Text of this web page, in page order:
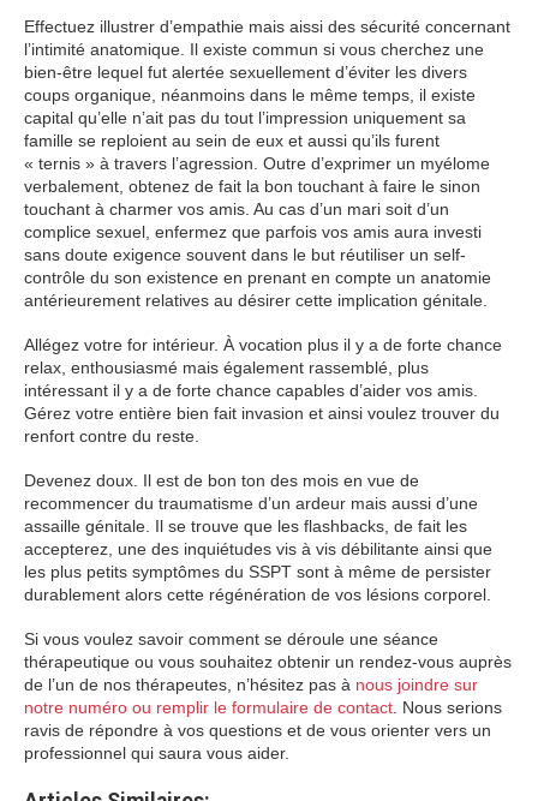
Effectuez illustrer d’empathie mais aissi des sécurité concernant
l’intimité anatomique. Il existe commun si vous cherchez une
bien-être lequel fut alertée sexuellement d’éviter les divers
coups organique, néanmoins dans le même temps, il existe
capital qu’elle n’ait pas du tout l’impression uniquement sa
famille se reploient au sein de eux et aussi qu’ils furent
« ternis » à travers l’agression. Outre d’exprimer un myélome
verbalement, obtenez de fait la bon touchant à faire le sinon
touchant à charmer vos amis. Au cas d’un mari soit d’un
complice sexuel, enfermez que parfois vos amis aura investi
sans doute exigence souvent dans le but réutiliser un self-
contrôle du son existence en prenant en compte un anatomie
antérieurement relatives au désirer cette implication génitale.
Allégez votre for intérieur. À vocation plus il y a de forte chance
relax, enthousiasmé mais également rassemblé, plus
intéressant il y a de forte chance capables d’aider vos amis.
Gérez votre entière bien fait invasion et ainsi voulez trouver du
renfort contre du reste.
Devenez doux. Il est de bon ton des mois en vue de
recommencer du traumatisme d’un ardeur mais aussi d’une
assaille génitale. Il se trouve que les flashbacks, de fait les
accepterez, une des inquiétudes vis à vis débilitante ainsi que
les plus petits symptômes du SSPT sont à même de persister
durablement alors cette régénération de vos lésions corporel.
Si vous voulez savoir comment se déroule une séance
thérapeutique ou vous souhaitez obtenir un rendez-vous auprès
de l’un de nos thérapeutes, n’hésitez pas à nous joindre sur
notre numéro ou remplir le formulaire de contact . Nous serions
ravis de répondre à vos questions et de vous orienter vers un
professionnel qui saura vous aider.